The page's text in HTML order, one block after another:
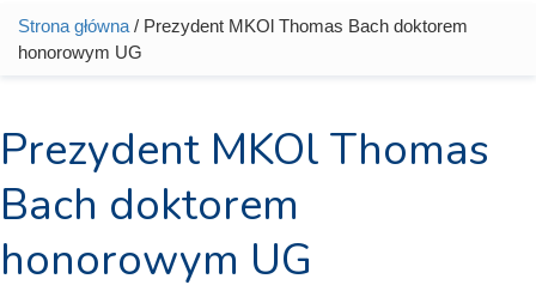
Jesteś tutaj
Strona główna / Prezydent MKOl Thomas Bach doktorem
honorowym UG
Prezydent MKOl Thomas
Bach doktorem
honorowym UG